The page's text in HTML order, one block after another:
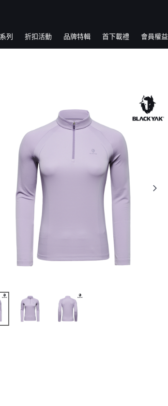
列 折扣活動 品牌特輯 首下載禮 會員權益